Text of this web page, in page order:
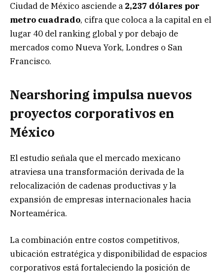
Ciudad de México asciende a 2,237 dólares por
metro cuadrado, cifra que coloca a la capital en el
lugar 40 del ranking global y por debajo de
mercados como Nueva York, Londres o San
Francisco.
Nearshoring impulsa nuevos
proyectos corporativos en
México
El estudio señala que el mercado mexicano
atraviesa una transformación derivada de la
relocalización de cadenas productivas y la
expansión de empresas internacionales hacia
Norteamérica.
La combinación entre costos competitivos,
ubicación estratégica y disponibilidad de espacios
corporativos está fortaleciendo la posición de